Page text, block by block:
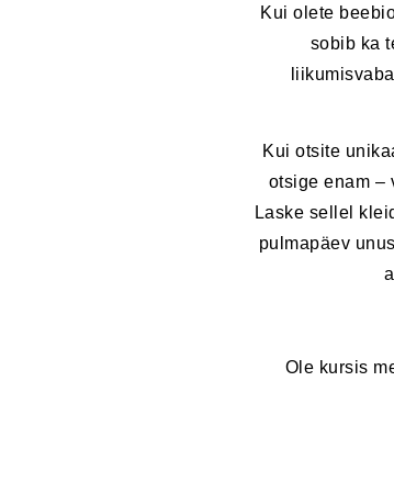
Kui olete
sobib ka
Kui otsite
otsige enam –
Laske sellel
pulmapäev
Ole kursis